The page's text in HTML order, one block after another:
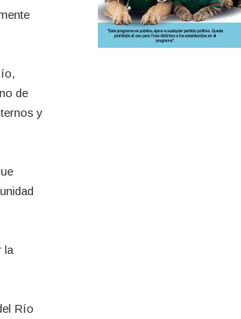
de
y
la
Río